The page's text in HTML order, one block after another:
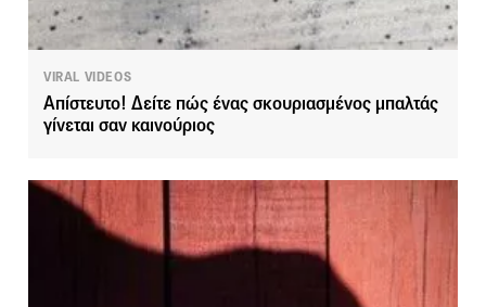
VIRAL VIDEOS
Απίστευτο! Δείτε πώς ένας σκουριασμένος μπαλτάς
γίνεται σαν καινούριος